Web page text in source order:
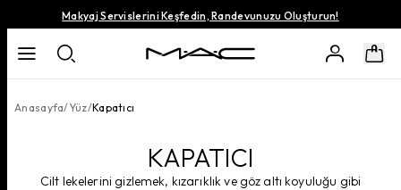
Makyaj Servislerini Keşfedin, Randevunuzu Oluşturun!
Anasayfa/Yüz/Kapatıcı
KAPATICI
Cilt lekelerini gizlemek, kızarıklık ve göz altı koyuluğu gibi